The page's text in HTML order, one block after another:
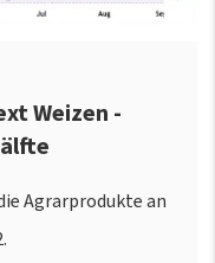
Weizen -
Agrarprodukte an